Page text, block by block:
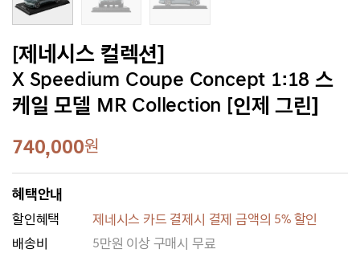
[제네시스 컬렉션]
X Speedium Coupe Concept 1:18 스
케일 모델 MR Collection [인제 그린]
740,000원
혜택안내
할인혜택
제네시스 카드 결제시 결제 금액의 5% 할인
배송비
5만원 이상 구매시 무료